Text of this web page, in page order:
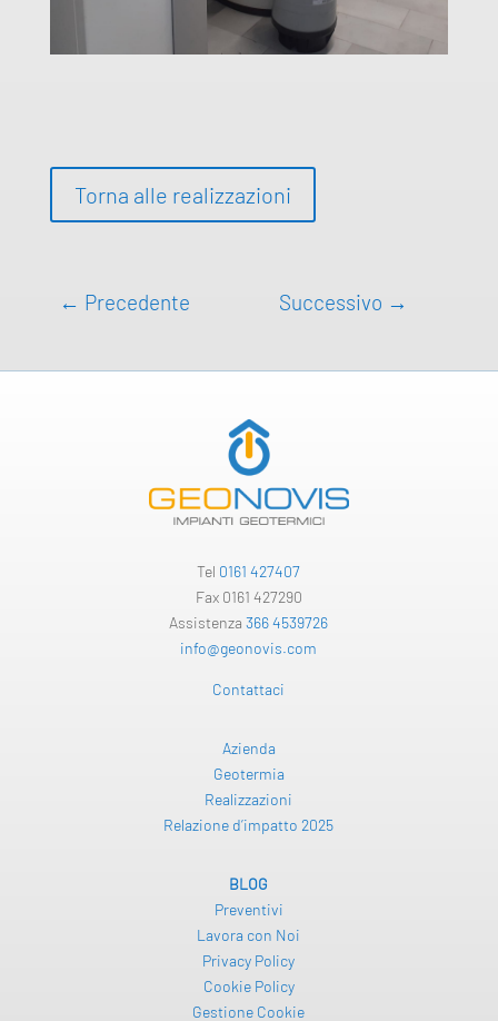
Torna alle realizzazioni
← Precedente Successivo →
Tel 0161 427407
Fax 0161 427290
Assistenza366 4539726
info@geonovis.com
Contattaci
Azienda
Geotermia
Realizzazioni
Relazione d’impatto 2025
BLOG
Preventivi
Lavora con Noi
Privacy Policy
Cookie Policy
Gestione Cookie